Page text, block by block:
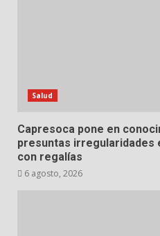
Salud
Capresoca pone en
presuntas irregularidades
con regalías
6 agosto, 2026